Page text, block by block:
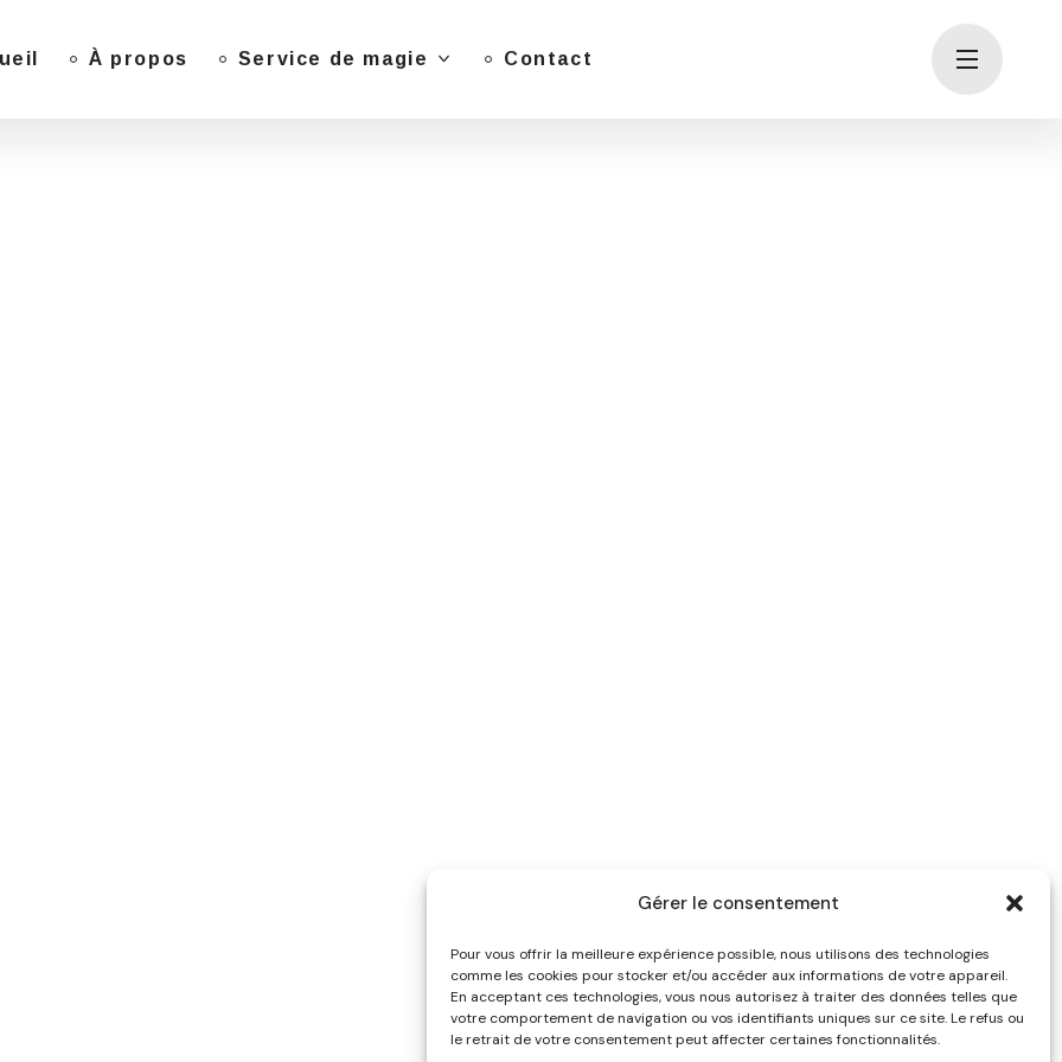
Gérer le consentement
Pour vous offrir la meilleure expérience possible, nous utilisons des technologies
comme les cookies pour stocker et/ou accéder aux informations de votre appareil.
En acceptant ces technologies, vous nous autorisez à traiter des données telles que
votre comportement de navigation ou vos identifiants uniques sur ce site. Le refus ou
le retrait de votre consentement peut affecter certaines fonctionnalités.
À propos Service de magie Contact